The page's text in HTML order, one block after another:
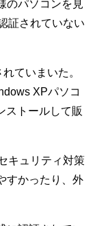
のパソコンを見
証されていない
ていまいた。
XPパソコ
ストールして販
キュリティ対策
すかったり、外